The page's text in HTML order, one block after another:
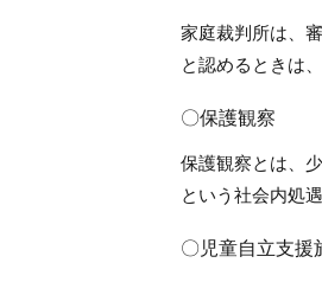
家庭裁判所は、
と認めるときは
〇保護観察
保護観察とは、
という社会内処
〇児童自立支援